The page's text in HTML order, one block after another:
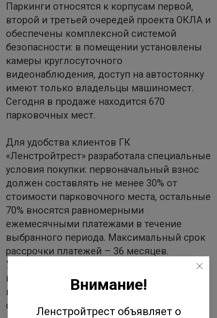
Паркинги относятся к корпусам первой,
второй и третьей очередей проекта ОКЛА и
обеспечены комплексной системой
безопасности: в помещении установлены
камеры круглосуточного
видеонаблюдения, доступ на автостоянку
имеют только владельцы машиномест.
Сегодня в продаже находится 670
парковочных мест.
Для удобства клиентов ГК
«Ленстройтрест» разработала специальные
условия покупки: первоначальный взнос
должен составлять не менее 30% от
стоимости парковочного места, остальные
70% вносятся равномерными
ежемесячными платежами в течение
выбранного периода. Максимальный срок
рассрочки платежей – 36 месяцев.
Удорожание отсутствует. При
приобретении двух и более машиномест
предоставляется скидка в размере 5% от
стоимости каждого объекта.
Внимание!
Ленстройтрест объявляет о